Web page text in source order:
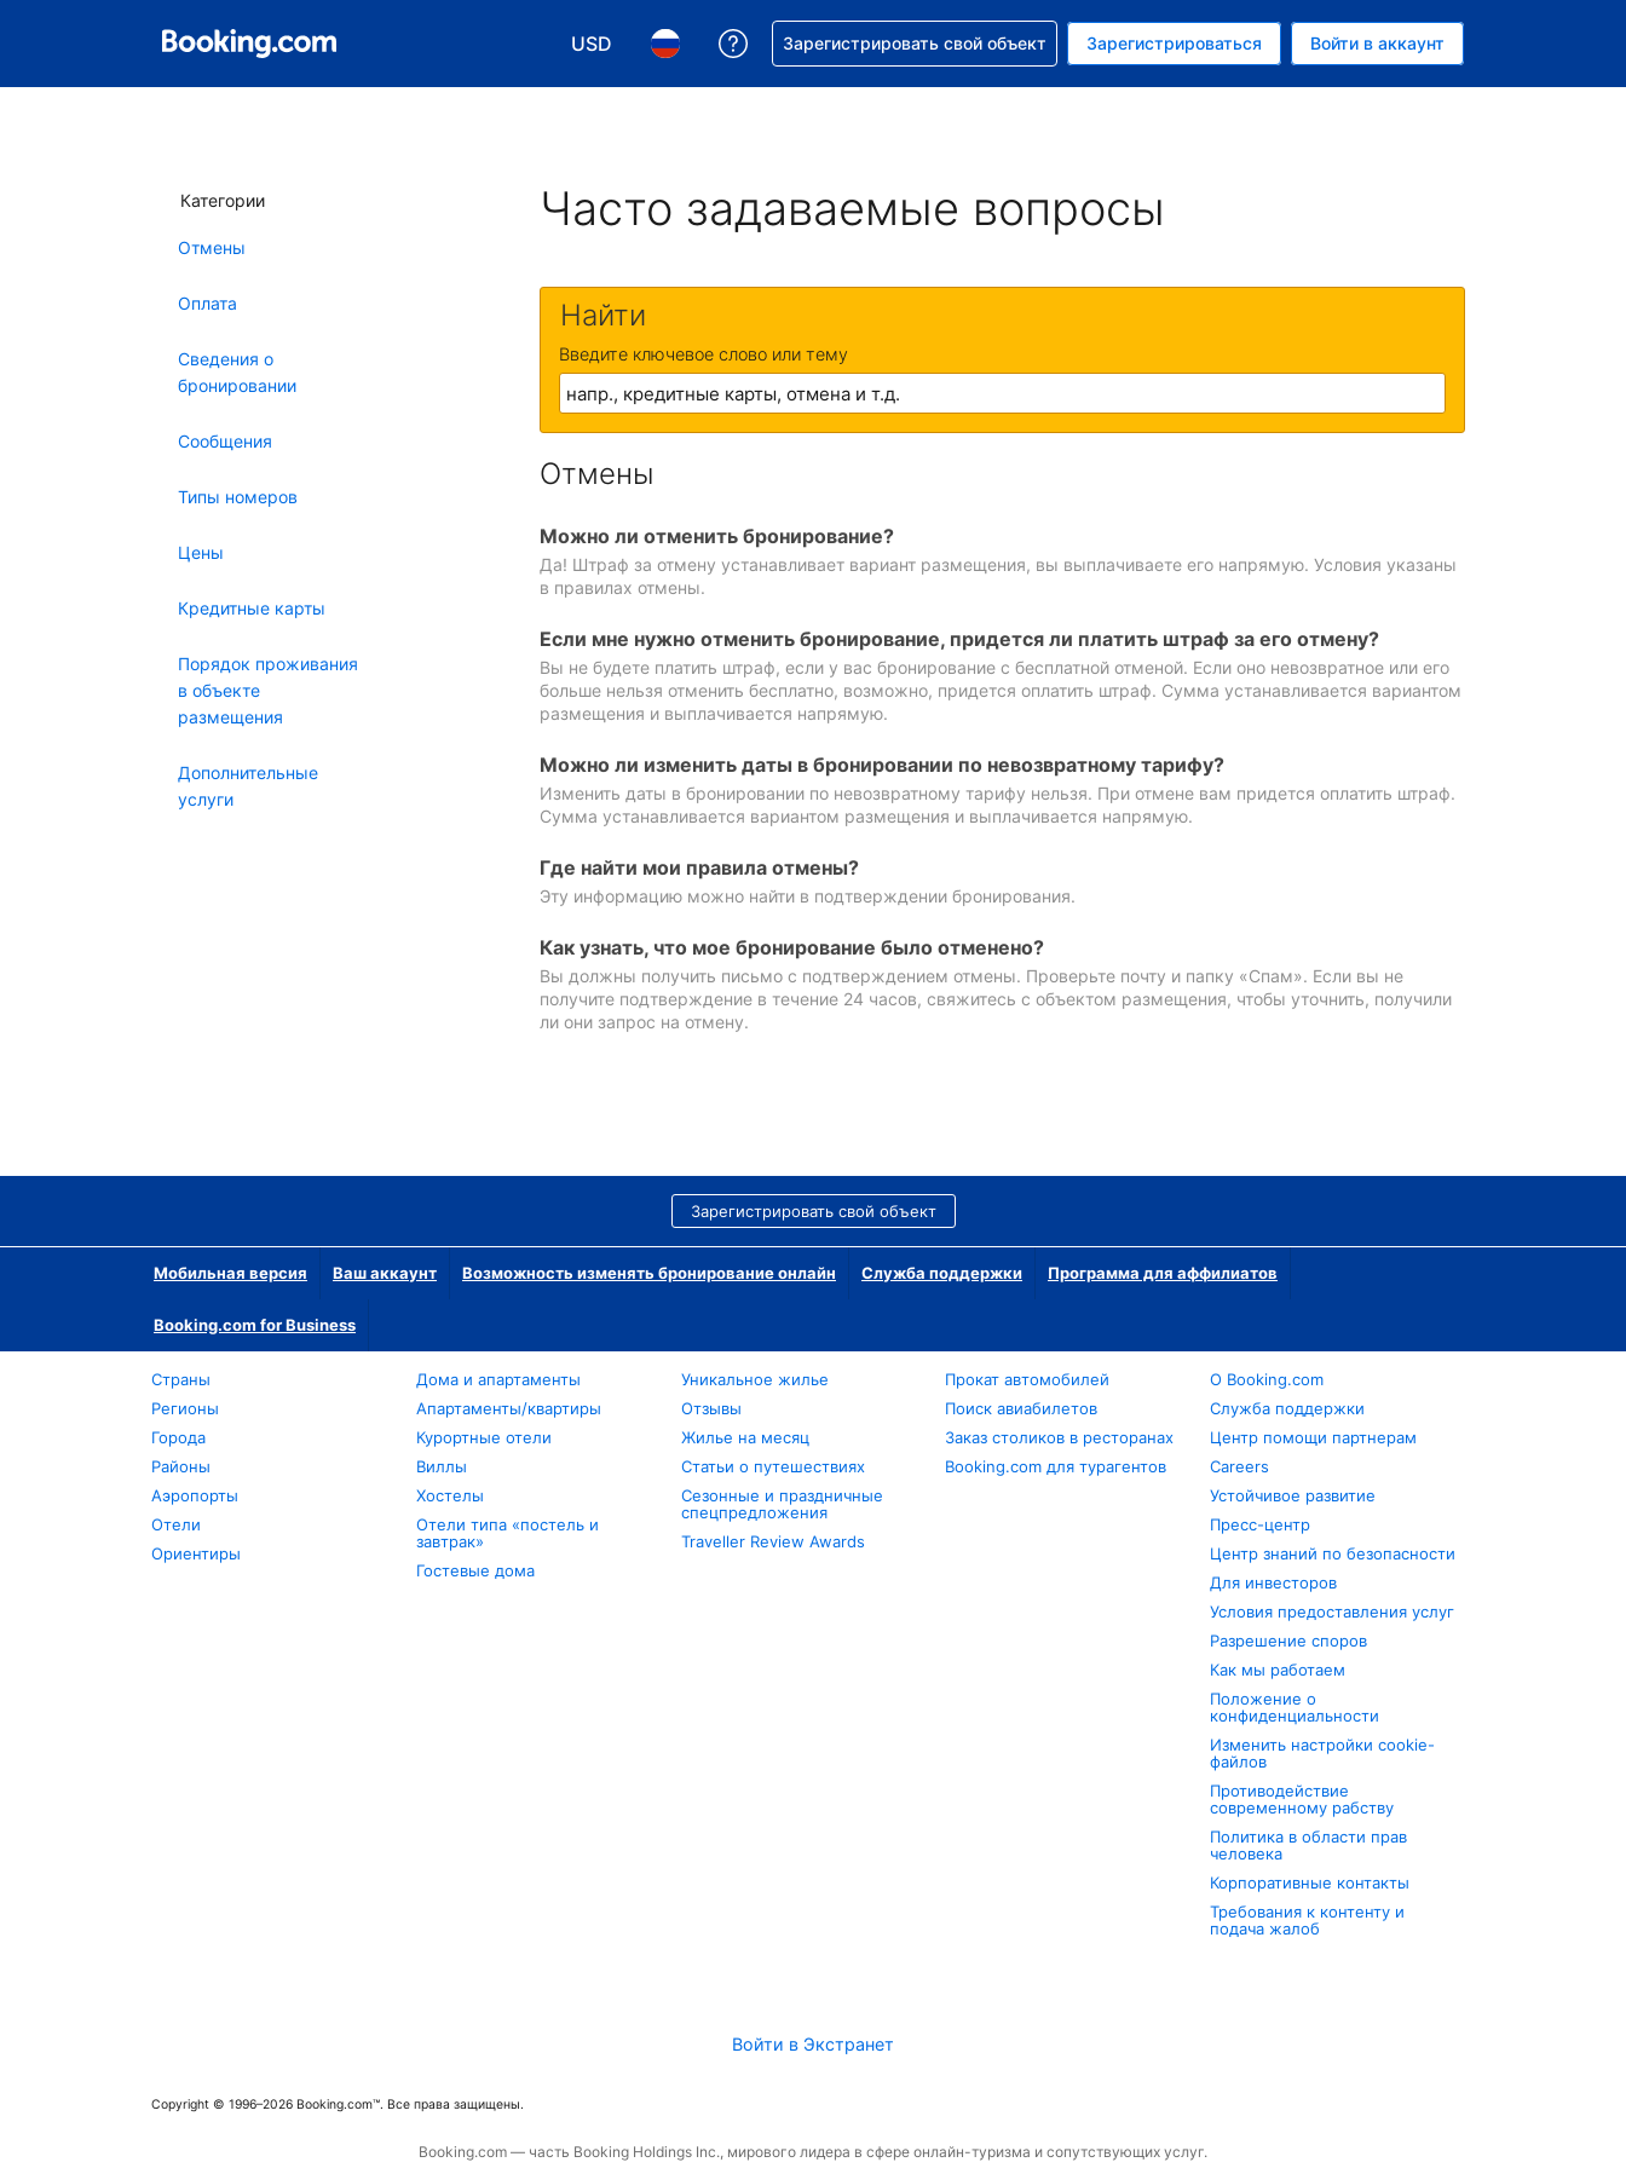
USD
Выберите валюту. Текущая валюта — Доллар США
Выберите язык. Текущий язык — На русском
Получите помощь с бронированием
Зарегистрировать свой объект Зарегистрироваться Войти в аккаунт
Категории
Отмены
Оплата
Сведения о
бронировании
Сообщения
Типы номеров
Цены
Кредитные карты
Порядок проживания
в объекте
размещения
Дополнительные
услуги
Часто задаваемые вопросы
Найти
Введите ключевое слово или тему
Отмены
Можно ли отменить бронирование?
Да! Штраф за отмену устанавливает вариант размещения, вы выплачиваете его напрямую. Условия указаны
в правилах отмены.
Если мне нужно отменить бронирование, придется ли платить штраф за его отмену?
Вы не будете платить штраф, если у вас бронирование с бесплатной отменой. Если оно невозвратное или его
больше нельзя отменить бесплатно, возможно, придется оплатить штраф. Сумма устанавливается вариантом
размещения и выплачивается напрямую.
Можно ли изменить даты в бронировании по невозвратному тарифу?
Изменить даты в бронировании по невозвратному тарифу нельзя. При отмене вам придется оплатить штраф.
Сумма устанавливается вариантом размещения и выплачивается напрямую.
Где найти мои правила отмены?
Эту информацию можно найти в подтверждении бронирования.
Как узнать, что мое бронирование было отменено?
Вы должны получить письмо с подтверждением отмены. Проверьте почту и папку «Спам». Если вы не
получите подтверждение в течение 24 часов, свяжитесь с объектом размещения, чтобы уточнить, получили
ли они запрос на отмену.
Зарегистрировать свой объект
Мобильная версия Ваш аккаунт Возможность изменять бронирование онлайн Служба поддержки Программа для аффилиатов
Booking.com for Business
Страны
Регионы
Города
Районы
Аэропорты
Отели
Ориентиры
Дома и апартаменты
Апартаменты/квартиры
Курортные отели
Виллы
Хостелы
Отели типа «постель и
завтрак»
Гостевые дома
Уникальное жилье
Отзывы
Жилье на месяц
Статьи о путешествиях
Сезонные и праздничные
спецпредложения
Traveller Review Awards
Прокат автомобилей
Поиск авиабилетов
Заказ столиков в ресторанах
Booking.com для турагентов
О Booking.com
Служба поддержки
Центр помощи партнерам
Careers
Устойчивое развитие
Пресс-центр
Центр знаний по безопасности
Для инвесторов
Условия предоставления услуг
Разрешение споров
Как мы работаем
Положение о
конфиденциальности
Изменить настройки cookie-
файлов
Противодействие
современному рабству
Политика в области прав
человека
Корпоративные контакты
Требования к контенту и
подача жалоб
Войти в Экстранет
Copyright © 1996–2026 Booking.com™. Все права защищены.
Booking.com — часть Booking Holdings Inc., мирового лидера в сфере онлайн-туризма и сопутствующих услуг.